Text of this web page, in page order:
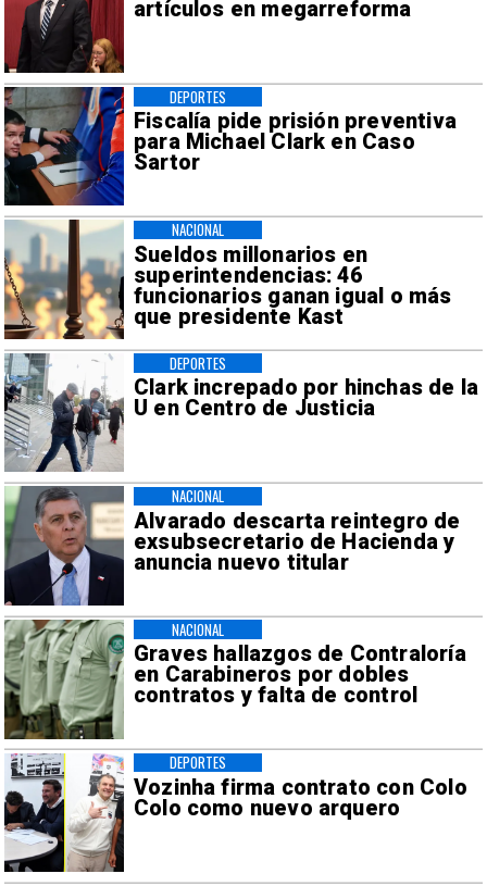
artículos en megarreforma
Fiscalía pide prisión preventiva
para Michael Clark en Caso
Sartor
DEPORTES
Sueldos millonarios en
superintendencias: 46
funcionarios ganan igual o más
que presidente Kast
NACIONAL
Clark increpado por hinchas de la
U en Centro de Justicia
DEPORTES
Alvarado descarta reintegro de
exsubsecretario de Hacienda y
anuncia nuevo titular
NACIONAL
Graves hallazgos de Contraloría
en Carabineros por dobles
contratos y falta de control
NACIONAL
Vozinha firma contrato con Colo
Colo como nuevo arquero
DEPORTES